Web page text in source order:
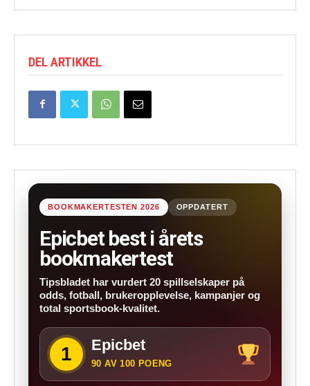
DEL ARTIKKEL
BOOKMAKERTESTEN 2026 OPPDATERT
Epicbet best i årets
bookmakertest
Tipsbladet har vurdert 20 spillselskaper på
odds, fotball, brukeropplevelse, kampanjer og
total sportsbook-kvalitet.
1 Epicbet
90 AV 100 POENG